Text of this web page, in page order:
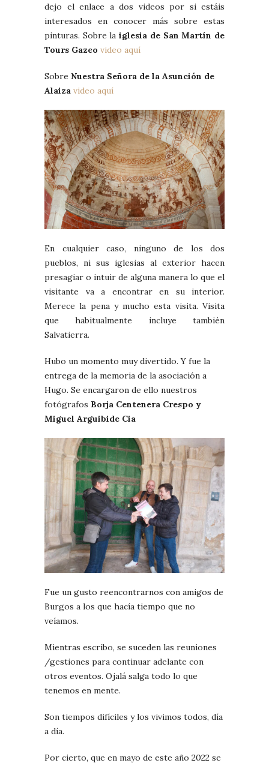
dejo el enlace a dos videos por si estáis
interesados en conocer más sobre estas
pinturas. Sobre la iglesia de San Martín de
Tours Gazeo video aquí
Sobre Nuestra Señora de la Asunción de
Alaiza video aquí
En cualquier caso, ninguno de los dos
pueblos, ni sus iglesias al exterior hacen
presagiar o intuir de alguna manera lo que el
visitante va a encontrar en su interior.
Merece la pena y mucho esta visita. Visita
que habitualmente incluye también
Salvatierra.
Hubo un momento muy divertido. Y fue la
entrega de la memoria de la asociación a
Hugo. Se encargaron de ello nuestros
fotógrafos Borja Centenera Crespo y
Miguel Arguibide Cia
Fue un gusto reencontrarnos con amigos de
Burgos a los que hacía tiempo que no
veíamos.
Mientras escribo, se suceden las reuniones
/gestiones para continuar adelante con
otros eventos. Ojalá salga todo lo que
tenemos en mente.
Son tiempos difíciles y los vivimos todos, día
a día.
Por cierto, que en mayo de este año 2022 se